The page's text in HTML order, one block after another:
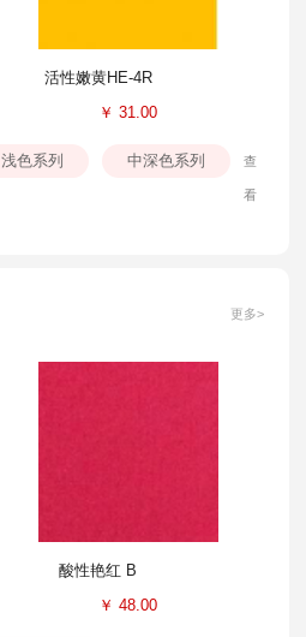
活性嫩黄HE-4R
￥ 31.00
浅色系列 中深色系列 查
看
更多>
酸性艳红 B
￥ 48.00